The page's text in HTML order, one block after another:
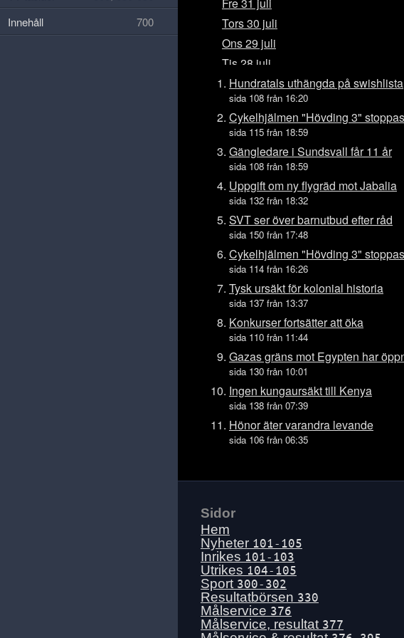
Fre 31 juli
Tors 30 juli
Ons 29 juli
Tis 28 juli
Mån 27 juli
Sön 26 juli
Lör 25 juli
Tors 23 juli
Ons 22 juli
Tis 21 juli
Mån 20 juli
Sön 19 juli
Lör 18 juli
Fre 17 juli
Tors 16 juli
Ons 15 juli
Tis 14 juli
Mån 13 juli
Lör 11 juli
Fre 10 juli
Tors 9 juli
Tis 7 juli
Sön 5 juli
Lör 4 juli
Fre 3 juli
Tors 2 juli
Ons 1 juli
Tis 30 juni
Hundratals uthängda på swishlista
sida 108 från 16:20
Cykelhjälmen "Hövding 3" stoppas
sida 115 från 18:59
Gängledare i Sundsvall får 11 år
sida 108 från 18:59
Uppgift om ny flygräd mot Jabalia
sida 132 från 18:32
SVT ser över barnutbud efter råd
sida 150 från 17:48
Cykelhjälmen "Hövding 3" stoppas
sida 114 från 16:26
Tysk ursäkt för kolonial historia
sida 137 från 13:37
Konkurser fortsätter att öka
sida 110 från 11:44
Gazas gräns mot Egypten har
sida 130 från 10:01
Ingen kungaursäkt till Kenya
sida 138 från 07:39
Hönor äter varandra levande
sida 106 från 06:35
Sidor
Hem
Nyheter 101-105
Inrikes 101-103
Utrikes 104-105
Sport 300-302
Resultatbörsen 330
Målservice 376
Målservice, resultat 377
Innehåll
700